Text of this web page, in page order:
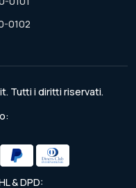
0102
Tutti i diritti riservati.
& DPD: